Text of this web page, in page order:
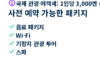
paid국제 관광 여객세: 1인당 3,000
사전 예약 가능한 패키지
check 음료 패키지
checkWi-Fi
check 기항지 관광 투어
check 스파